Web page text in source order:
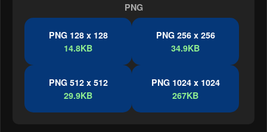
PNG
PNG 128 x 128
14.8KB
PNG 256 x 256
34.9KB
PNG 512 x 512
29.9KB
PNG 1024 x 1024
267KB